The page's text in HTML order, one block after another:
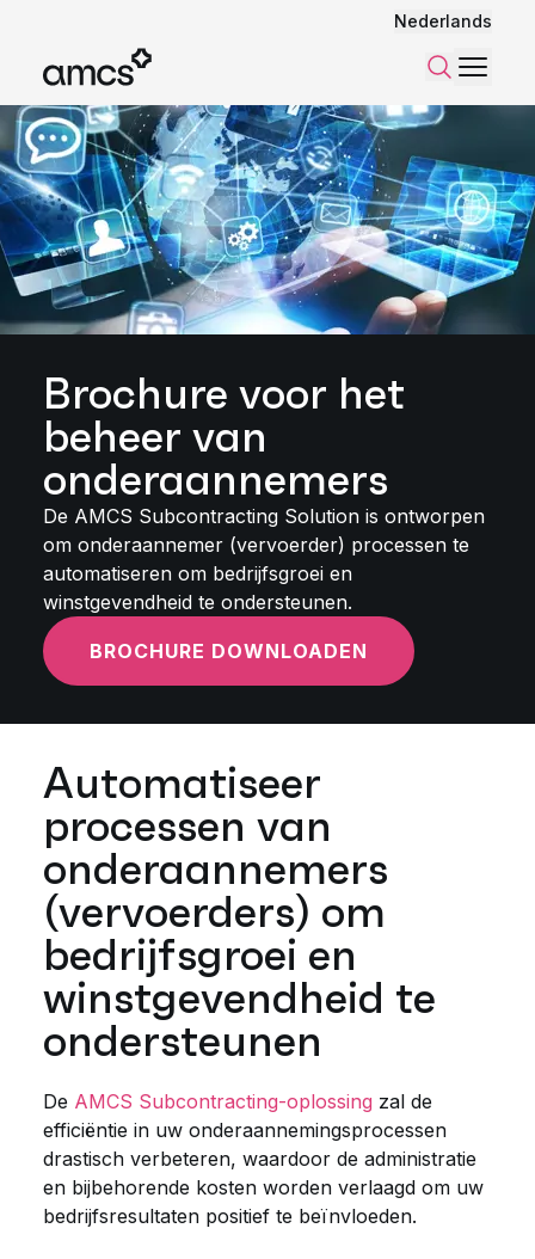
Nederlands
ZoekenMenu
Brochure voor het
beheer van
onderaannemers
De AMCS Subcontracting Solution is ontworpen
om onderaannemer (vervoerder) processen te
automatiseren om bedrijfsgroei en
winstgevendheid te ondersteunen.
BROCHURE DOWNLOADEN
Automatiseer
processen van
onderaannemers
(vervoerders) om
bedrijfsgroei en
winstgevendheid te
ondersteunen
De AMCS Subcontracting-oplossing zal de
efficiëntie in uw onderaannemingsprocessen
drastisch verbeteren, waardoor de administratie
en bijbehorende kosten worden verlaagd om uw
bedrijfsresultaten positief te beïnvloeden.